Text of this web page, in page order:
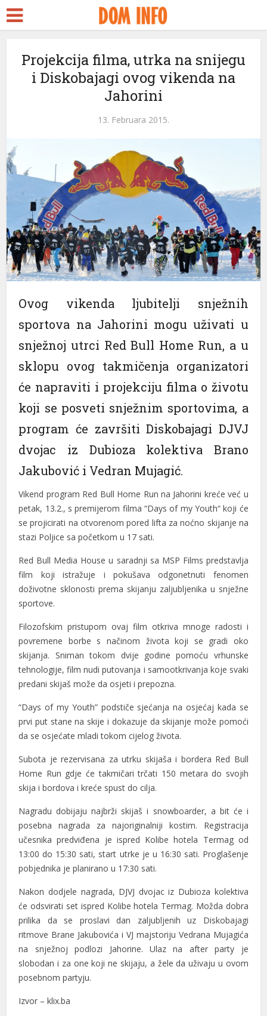
Projekcija filma, utrka na snijegu
i Diskobajagi ovog vikenda na
Jahorini
13. Februara 2015.
Ovog vikenda ljubitelji snježnih
sportova na Jahorini mogu uživati u
snježnoj utrci Red Bull Home Run, a u
sklopu ovog takmičenja organizatori
će napraviti i projekciju filma o životu
koji se posveti snježnim sportovima, a
program će završiti Diskobajagi DJVJ
dvojac iz Dubioza kolektiva Brano
Jakubović i Vedran Mujagić.
Vikend program Red Bull Home Run na Jahorini kreće već u
petak, 13.2., s premijerom filma “Days of my Youth“ koji će
se projicirati na otvorenom pored lifta za noćno skijanje na
stazi Poljice sa početkom u 17 sati.
Red Bull Media House u saradnji sa MSP Films predstavlja
film koji istražuje i pokušava odgonetnuti fenomen
doživotne sklonosti prema skijanju zaljubljenika u snježne
sportove.
Filozofskim pristupom ovaj film otkriva mnoge radosti i
povremene borbe s načinom života koji se gradi oko
skijanja. Sniman tokom dvije godine pomoću vrhunske
tehnologije, film nudi putovanja i samootkrivanja koje svaki
predani skijaš može da osjeti i prepozna.
“Days of my Youth” podstiče sjećanja na osjećaj kada se
prvi put stane na skije i dokazuje da skijanje može pomoći
da se osjećate mladi tokom cijelog života.
Subota je rezervisana za utrku skijaša i bordera Red Bull
Home Run gdje će takmičari trčati 150 metara do svojih
skija i bordova i kreće spust do cilja.
Nagradu dobijaju najbrži skijaš i snowboarder, a bit će i
posebna nagrada za najoriginalniji kostim. Registracija
učesnika predviđena je ispred Kolibe hotela Termag od
13:00 do 15:30 sati, start utrke je u 16:30 sati. Proglašenje
pobjednika je planirano u 17:30 sati.
Nakon dodjele nagrada, DJVJ dvojac iz Dubioza kolektiva
će odsvirati set ispred Kolibe hotela Termag. Možda dobra
prilika da se proslavi dan zaljubljenih uz Diskobajagi
ritmove Brane Jakubovića i VJ majstoriju Vedrana Mujagića
na snježnoj podlozi Jahorine. Ulaz na after party je
slobodan i za one koji ne skijaju, a žele da uživaju u ovom
posebnom partyju.
Izvor – klix.ba